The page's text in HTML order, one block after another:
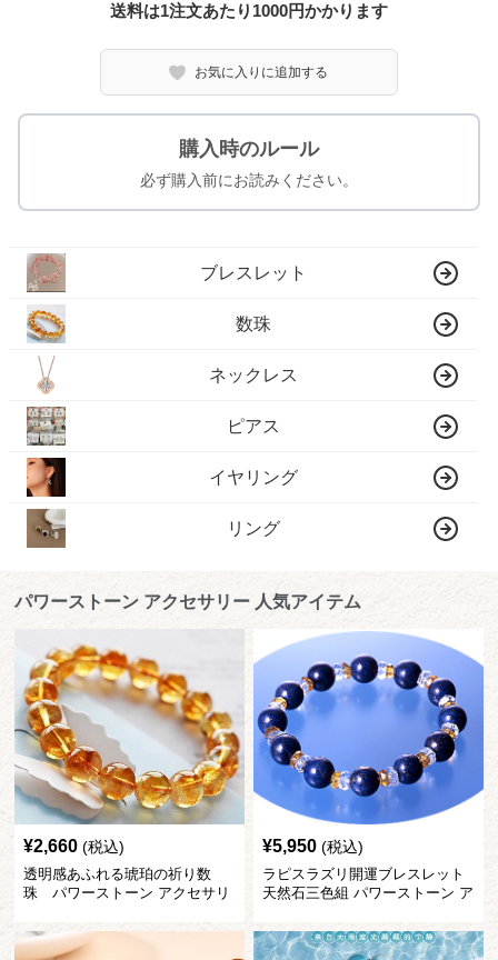
送料は1注文あたり 1000円かかります
お気に入りに追加する
購入時のルール
必ず購入前にお読みください。
ブレスレット
数珠
ネックレス
ピアス
イヤリング
リング
パワーストーン アクセサリー 人気アイテム
¥2,660 (税込)
透明感あふれる琥珀の祈り数
珠 パワーストーン アクセサリ
¥5,950 (税込)
ラピスラズリ開運ブレスレット
天然石三色組 パワーストーン ア